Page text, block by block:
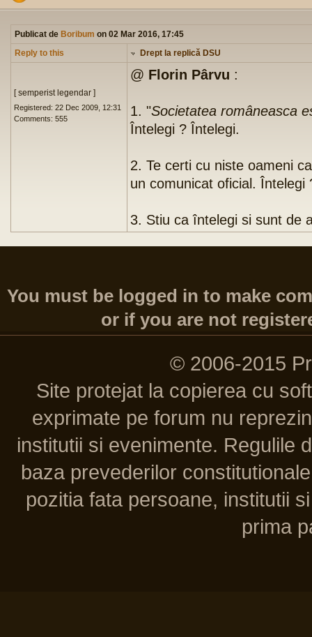
Publicat de Boribum on 02 Mar 2016, 17:45
Reply to this
Drept la replică DSU
[ semperist legendar ]
Registered: 22 Dec 2009, 12:31
Comments: 555
@ Florin Pârvu :
1. "Societatea româneasca
Întelegi ? Întelegi.
2. Te certi cu niste oameni
un comunicat oficial. Întelegi
3. Stiu ca întelegi si sunt de
You must be logged in to make
or if you are not
© 2006-2015
Site protejat la copierea cu
exprimate pe forum nu
institutii si evenimente. Regulile
baza prevederilor
pozitia fata persoane, institutii
prima